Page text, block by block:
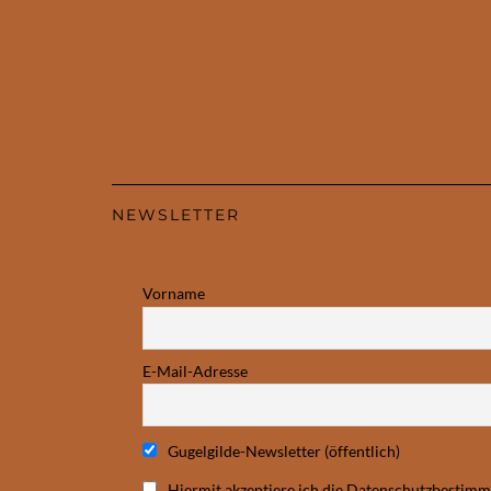
NEWSLETTER
Vorname
E-Mail-Adresse
Gugelgilde-Newsletter (öffentlich)